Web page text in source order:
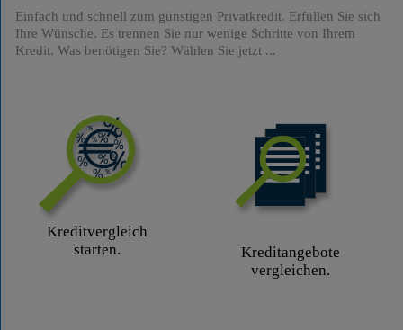
Einfach und schnell zum günstigen Privatkredit. Erfüllen Sie sich
Ihre Wünsche. Es trennen Sie nur wenige Schritte von Ihrem
Kredit. Was benötigen Sie? Wählen Sie jetzt ...
Kreditvergleich
starten.
Kreditangebote
vergleichen.